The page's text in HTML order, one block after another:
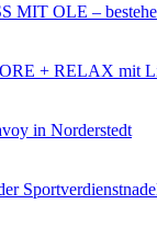
MIT OLE –
+ RELAX mit
in Norderstedt